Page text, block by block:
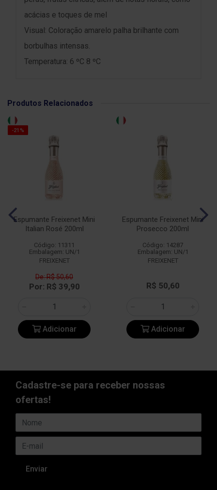
acácias e toques de mel
Visual: Coloração amarelo palha brilhante com
borbulhas intensas.
Temperatura: 6 ºC 8 ºC
Produtos Relacionados
-21%
Espumante Freixenet Mini
Italian Rosé 200ml
Código: 11311
Embalagem: UN/1
FREIXENET
De: R$ 50,60
Por: R$ 39,90
Adicionar
Espumante Freixenet Mini
Prosecco 200ml
Código: 14287
Embalagem: UN/1
FREIXENET
R$ 50,60
Adicionar
Cadastre-se para receber nossas
ofertas!